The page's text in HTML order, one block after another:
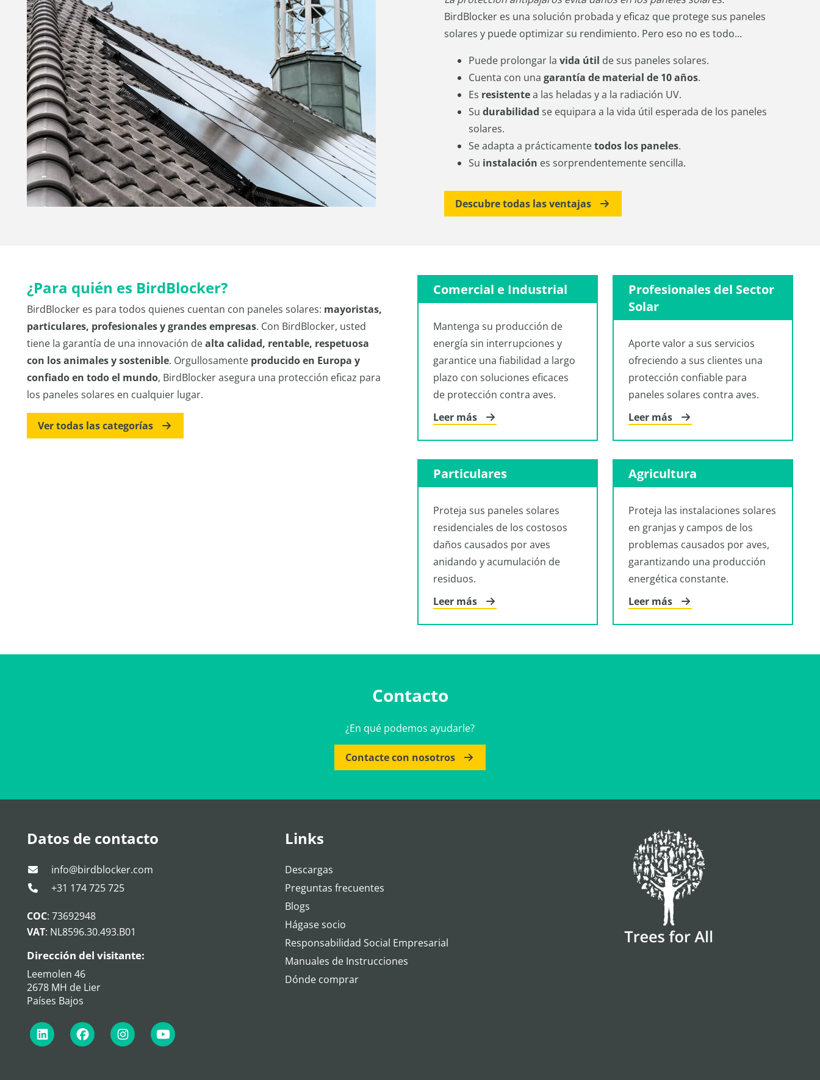
BirdBlocker es una solución probada y eficaz que protege sus paneles
solares y puede optimizar su rendimiento. Pero eso no es todo...
Puede prolongar la vida útil de sus paneles solares.
Cuenta con una garantía de material de 10 años.
Es resistentea las heladas y a la radiación UV.
Su durabilidad se equipara a la vida útil esperada de los paneles
solares.
Se adapta a prácticamentetodos los paneles.
Su instalación es sorprendentemente sencilla.
Descubre todas las ventajas
¿Para quién es BirdBlocker?
BirdBlocker es para todos quienes cuentan con paneles solares: mayoristas,
particulares, profesionales y grandes empresas. Con BirdBlocker, usted
tiene la garantía de una innovación dealta calidad, rentable, respetuosa
con los animales y sostenible. Orgullosamente producido en Europa y
confiado en todo el mundo, BirdBlocker asegura una protección eficaz para
los paneles solares en cualquier lugar.
Ver todas las categorías
Comercial e Industrial
Mantenga su producción de
energía sin interrupciones y
garantice una fiabilidad a largo
plazo con soluciones eficaces
de protección contra aves.
Leer más
Profesionales del Sector
Solar
Aporte valor a sus servicios
ofreciendo a sus clientes una
protección confiable para
paneles solares contra aves.
Leer más
Particulares
Proteja sus paneles solares
residenciales de los costosos
daños causados por aves
anidando y acumulación de
residuos.
Leer más
Agricultura
Proteja las instalaciones solares
en granjas y campos de los
problemas causados por aves,
garantizando una producción
energética constante.
Leer más
Contacto
¿En qué podemos ayudarle?
Contacte con nosotros
Datos de contacto
info@birdblocker.com
+31 174 725 725
COC: 73692948
VAT: NL8596.30.493.B01
Dirección del visitante:
Leemolen 46
2678 MH de Lier
Países Bajos
Links
Descargas
Preguntas frecuentes
Blogs
Hágase socio
Responsabilidad Social Empresarial
Manuales de Instrucciones
Dónde comprar